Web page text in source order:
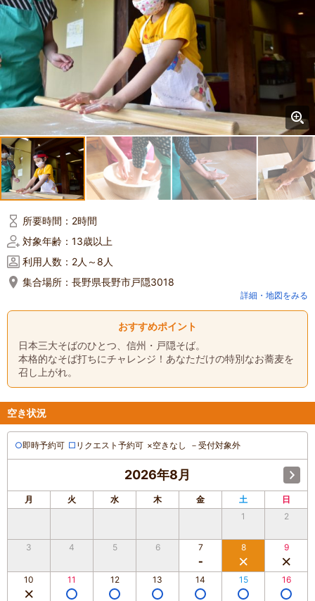
所要時間： 2時間
対象年齢： 13歳以上
利用人数： 2人～8人
集合場所： 長野県長野市戸隠3018
詳細・地図をみる
おすすめポイント
日本三大そばのひとつ、信州・戸隠そば。
本格的なそば打ちにチャレンジ！あなただけの特別なお蕎麦を
召し上がれ。
空き状況
○即時予約可 □ リクエスト予約可 ×空きなし － 受付対象外
2026年8月
月 火 水 木 金 土
日
1
2
3 4 5 6 7 8 9
10 11 12 13 14 15 16